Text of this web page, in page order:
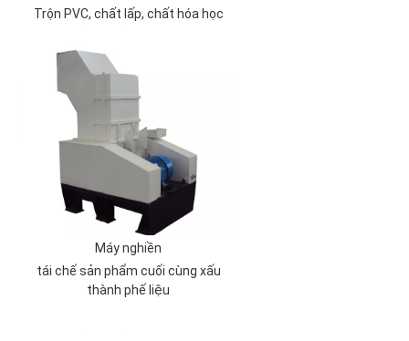
Trộn PVC, chất lấp, chất hóa học
Máy nghiền
tái chế sản phẩm cuối cùng xấu
thành phế liệu